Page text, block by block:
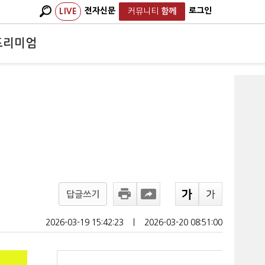
LIVE 전자신문 커뮤니티 함께 로그인
리미엄
답글쓰기
2026-03-19 15:42:23 2026-03-20 08:51:00